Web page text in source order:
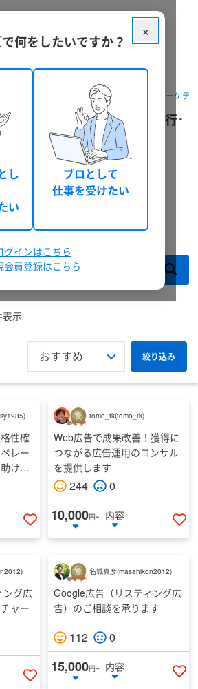
ズ パッケージを探す Web集客・マーケテ
コンサルティングの依頼･代行･
ング
└ リスティング広告
告
ネス
(111
(25
優先表示
円以上
表示
絞り込み
)
性確
レー
けま
いいねする
tomo_tk(tomo_tk)
Web広告で成果改善！獲得に
つながる広告運用のコンサル
を提供します
244 0
10,000円~
内容
い
)
ング広
ャー
いいねする
名城真彦(masahikon2012)
Google広告（リスティング広
告）のご相談を承ります
112 0
15,000円~
内容
い
×
何をしたいですか？
し
い
プロとして
仕事を受けたい
グインはこちら
会員登録はこちら